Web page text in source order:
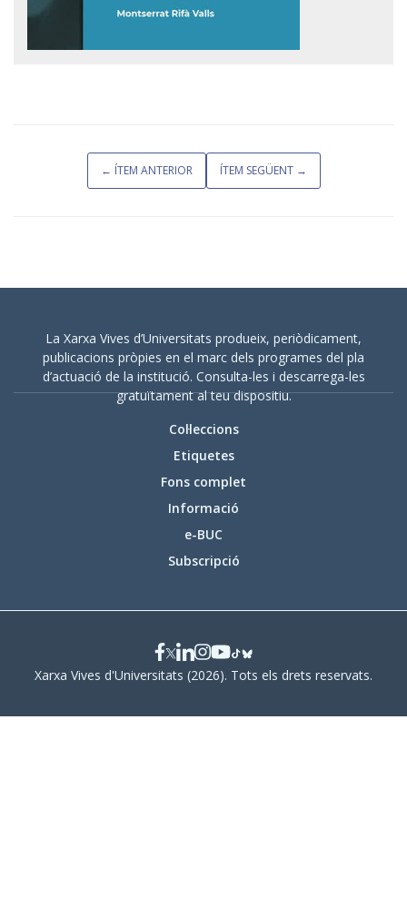
← ÍTEM ANTERIOR ÍTEM SEGÜENT →
La Xarxa Vives d’Universitats produeix, periòdicament,
publicacions pròpies en el marc dels programes del pla
d’actuació de la institució. Consulta-les i descarrega-les
gratuïtament al teu dispositiu.
Col·leccions
Etiquetes
Fons complet
Informació
e-BUC
Subscripció
Xarxa Vives d'Universitats (2026). Tots els drets reservats.